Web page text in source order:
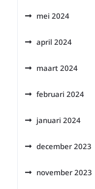
mei 2024
april 2024
maart 2024
februari 2024
januari 2024
december 2023
november 2023